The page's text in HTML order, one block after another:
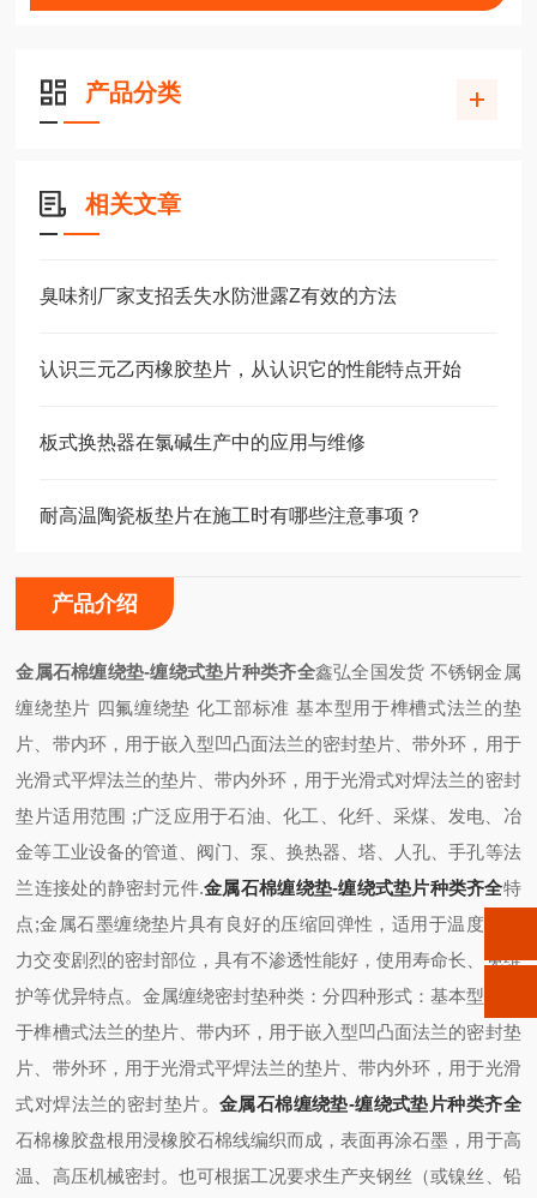
产品分类
相关文章
臭味剂厂家支招丢失水防泄露Z有效的方法
认识三元乙丙橡胶垫片，从认识它的性能特点开始
板式换热器在氯碱生产中的应用与维修
耐高温陶瓷板垫片在施工时有哪些注意事项？
产品介绍
金属石棉缠绕垫-缠绕式垫片种类齐全鑫弘全国发货 不锈钢金属
缠绕垫片 四氟缠绕垫 化工部标准 ​基本型用于榫槽式法兰的垫
片、带内环，用于嵌入型凹凸面法兰的密封垫片、带外环，用于
光滑式平焊法兰的垫片、带内外环，用于光滑式对焊法兰的密封
垫片​适用范围 ;广泛应用于石油、化工、化纤、采煤、发电、冶
金等工业设备的管道、阀门、泵、换热器、塔、人孔、手孔等法
兰连接处的静密封元件.金属石棉缠绕垫-缠绕式垫片种类齐全特
点;金属石墨缠绕垫片具有良好的压缩回弹性，适用于温度、压
力交变剧烈的密封部位，具有不渗透性能好，使用寿命长、免维
护等优异特点。金属缠绕密封垫​种类：分四种形式：基本型，用
于榫槽式法兰的垫片、带内环，用于嵌入型凹凸面法兰的密封垫
片、带外环，用于光滑式平焊法兰的垫片、带内外环，用于光滑
式对焊法兰的密封垫片。 金属石棉缠绕垫-缠绕式垫片种类齐全
石棉橡胶盘根用浸橡胶石棉线编织而成，表面再涂石墨，用于高
温、高压机械密封。也可根据工况要求生产夹钢丝（或镍丝、铅